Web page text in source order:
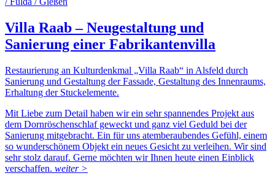
Villa Raab – Neugestaltung und
Sanierung einer Fabrikantenvilla
Restaurierung an Kulturdenkmal „Villa Raab“ in Alsfeld durch
Sanierung und Gestaltung der Fassade, Gestaltung des Innenraums,
Erhaltung der Stuckelemente.
Mit Liebe zum Detail haben wir ein sehr spannendes Projekt aus
dem Dornröschenschlaf geweckt und ganz viel Geduld bei der
Sanierung mitgebracht. Ein für uns atemberaubendes Gefühl, einem
so wunderschönem Objekt ein neues Gesicht zu verleihen. Wir sind
sehr stolz darauf. Gerne möchten wir Ihnen heute einen Einblick
verschaffen. weiter >